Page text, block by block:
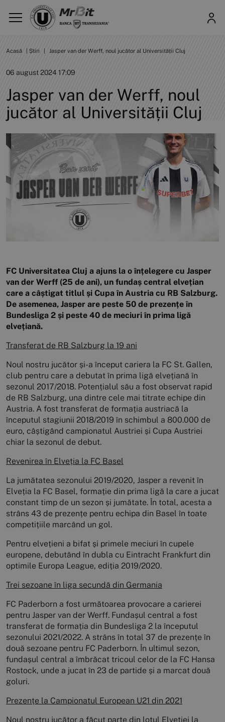
Acasă Știri Jasper van der Werff, noul jucător al Universității Cluj
06 august 2024 17:09
Jasper van der Werff, noul
jucător al Universității Cluj
FC Universitatea Cluj a ajuns la o înțelegere cu Jasper
van der Werff (25 de ani), un fundaș central elvețian
care a câștigat titlul și Cupa în Austria cu RB Salzburg.
De asemenea, Jasper are peste 50 de prezențe în
Bundesliga 2 și peste 40 de meciuri în prima ligă
elvețiană.
Transferat de RB Salzburg la 19 ani
Noul nostru jucător și-a început cariera la FC St. Gallen,
club pentru care a debutat în prima ligă elvețiană în
sezonul 2017/2018. Potențialul său a fost observat rapid
de RB Salzburg, una dintre cele mai titrate echipe din
Austria. A fost transferat de formația austriacă la
începutul stagiunii 2018/2019 în schimbul a 800.000 de
euro, câștigând campionatul Austriei și Cupa Austriei
chiar la sezonul de debut.
Revenirea în Elveția la FC Basel
La jumătatea sezonului 2019/2020, Jasper a revenit în
Elveția la FC Basel, formație din prima ligă la care a jucat
constant timp de un sezon și jumătate. În total, acesta a
strâns 43 de prezențe pentru echipa din Basel în toate
competițiile marcând un gol.
Pentru elvețieni a bifat și primele meciuri în cupele
europene, debutând în dubla cu Eintracht Frankfurt din
optimile Europa League, ediția 2019/2020.
Trei sezoane în liga secundă din Germania
FC Paderborn a fost următoarea provocare a carierei
pentru Jasper van der Werff. Fundașul central a fost
transferat de formația din Bundesliga 2 la începutul
sezonului 2021/2022. A strâns în total 37 de prezențe în
două sezoane pentru FC Paderborn. În ultimul sezon,
fundașul central a îmbrăcat tricoul celor de la FC Hansa
Rostock, unde a jucat în 23 de partide și a marcat două
goluri.
Prezențe la Campionatul European U21 din 2021
Noul nostru jucător a făcut parte din lotul Elveției la